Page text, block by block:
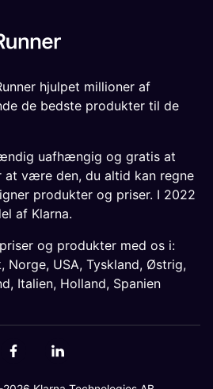
hjulpet millioner af
de bedste produkter til de
uafhængig og gratis at
at være den, du altid kan regne
produkter og priser. I 2022
af Klarna.
og produkter med os i:
, Norge, USA, Tyskland, Østrig,
, Italien, Holland, Spanien